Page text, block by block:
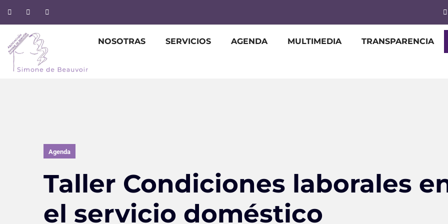
NOSOTRAS SERVICIOS AGENDA MULTIMEDIA TRANSPARENCIA
Agenda
Taller Condiciones laborales
el servicio doméstico